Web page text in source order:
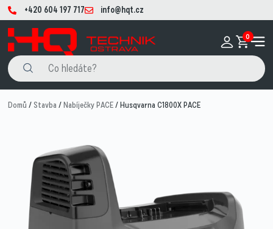
+420 604 197 717 info@hqt.cz
0
Domů /Stavba /Nabíječky PACE/ Husqvarna C1800X PACE